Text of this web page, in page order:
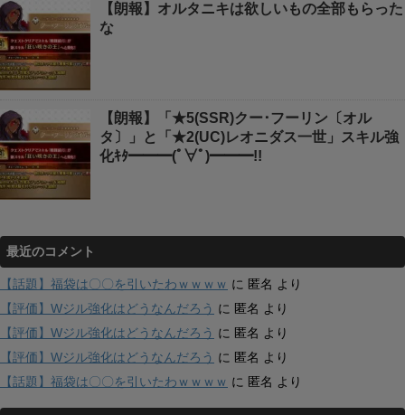
【朗報】オルタニキは欲しいもの全部もらった
な
【朗報】「★5(SSR)クー･フーリン〔オル
タ〕」と「★2(UC)レオニダス一世」スキル強
化ｷﾀ━━━(ﾟ∀ﾟ)━━━!!
最近のコメント
【話題】福袋は〇〇を引いたわｗｗｗｗ に 匿名 より
【評価】Wジル強化はどうなんだろう に 匿名 より
【評価】Wジル強化はどうなんだろう に 匿名 より
【評価】Wジル強化はどうなんだろう に 匿名 より
【話題】福袋は〇〇を引いたわｗｗｗｗ に 匿名 より